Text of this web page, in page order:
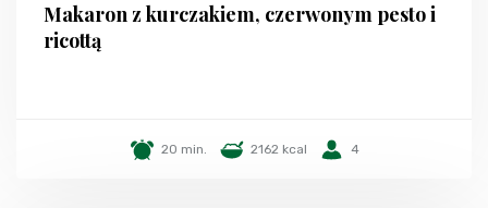
Makaron z kurczakiem, czerwonym pesto i
ricottą
20 min. 2162 kcal 4